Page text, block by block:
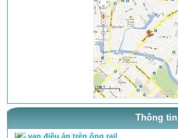
Thông tin
Hệ PowerTec (động cơ D6CA)
Bơm cao áp PE (bơm dãy)
Hệ thống Common Rail Diesel fu...